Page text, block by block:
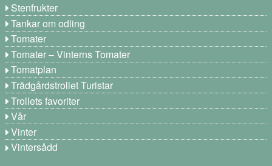
Stenfrukter
Tankar om odling
Tomater
Tomater – Vinterns Tomater
Tomatplan
Trädgårdstrollet Turistar
Trollets favoriter
Vår
Vinter
Vintersådd